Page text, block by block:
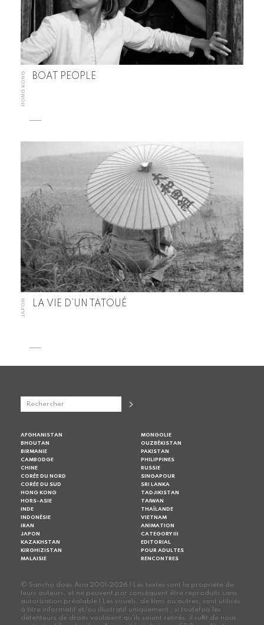
HONG KONG BOAT PEOPLE
JAPON LA VIE D’UN TATOUÉ
AFGHANISTAN
BHOUTAN
BIRMANIE
CAMBODGE
CHINE
CORÉE DU NORD
CORÉE DU SUD
HONG KONG
HORS-ASIE
INDE
INDONÉSIE
IRAN
JAPON
KAZAKHSTAN
KIRGHIZISTAN
MALAISIE
MONGOLIE
OUZBÉKISTAN
PAKISTAN
PHILIPPINES
RUSSIE
SINGAPOUR
SRI LANKA
TADJIKISTAN
TAIWAN
THAÏLANDE
VIETNAM
ANIMATION
CATEGORY III
EDITORIAL
POUR ADULTES
RENCONTRES
© Sancho does Asia 2001-2026 | Les textes sont la propriété de
leurs auteurs, et ne peuvent par conséquent être reproduits sans
autorisation préalable | Les visuels, de films ou autres, sont utilisés
à titre informatif et/ou illustratif uniquement ; si toutefois les
détenteurs de droits voulaient qu'ils soient retirés, il suffit de nous